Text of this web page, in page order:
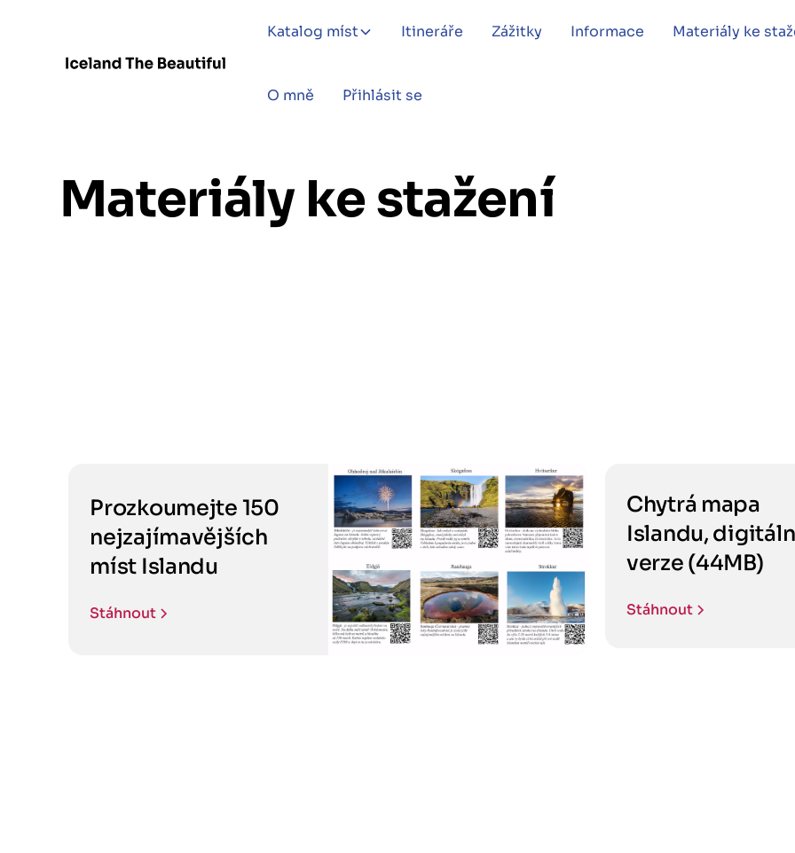
Katalog míst Itineráře Zážitky Informace Materiály ke
O mně Přihlásit se
Materiály ke stažení
Prozkoumejte 150
nejzajímavějších
míst Islandu
Stáhnout
Chytrá mapa
Islandu,
verze (44MB)
Stáhnout